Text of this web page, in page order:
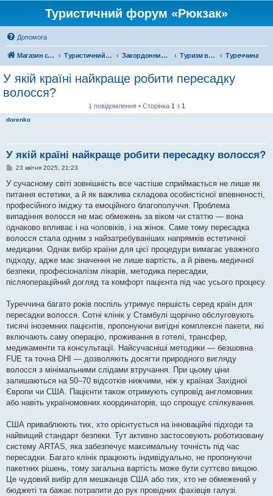
Туристичний форум «Рюкзак»
Допомога
Магазин спорядження Туристичний форум «Рюкзак» Закордонний туризм Туризм в Азії Туреччина
У якій країні найкраще робити пересадку
волосся?
1 повідомлення • Сторінка 1 з 1
dorenko
У якій країні найкраще робити пересадку волосся?
П
в
д
о
л
е
н
н
я
23 квітня 2025, 21:23
У сучасному світі зовнішність все частіше сприймається не лише як
питання естетики, а й як важлива складова особистісної впевненості,
професійного іміджу та емоційного благополуччя. Проблема
випадіння волосся не має обмежень за віком чи статтю — вона
однаково впливає і на чоловіків, і на жінок. Саме тому пересадка
волосся стала одним з найзатребуваніших напрямків естетичної
медицини. Однак вибір країни для цієї процедури вимагає уважного
підходу, адже має значення не лише вартість, а й рівень медичної
безпеки, професіоналізм лікарів, методика пересадки,
післяопераційний догляд та комфорт пацієнта під час усього процесу.
Туреччина багато років поспіль утримує першість серед країн для
пересадки волосся. Сотні клінік у Стамбулі щорічно обслуговують
тисячі іноземних пацієнтів, пропонуючи вигідні комплексні пакети, які
включають саму операцію, проживання в готелі, трансфер,
медикаменти та консультації. Найсучасніші методики — безшовна
FUE та точна DHI — дозволяють досягти природного вигляду
волосся з мінімальними слідами втручання. При цьому ціни
залишаються на 50–70 відсотків нижчими, ніж у країнах Західної
Європи чи США. Пацієнти також отримують супровід англомовних
або навіть україномовних координаторів, що спрощує спілкування.
США приваблюють тих, хто орієнтується на інноваційні підходи та
найвищий стандарт безпеки. Тут активно застосовують роботизовану
систему ARTAS, яка забезпечує максимальну точність під час
пересадки. Багато клінік працюють індивідуально, не пропонуючи
пакетних рішень, тому загальна вартість може бути суттєво вищою.
Це чудовий вибір для мешканців США або тих, хто не обмежений у
бюджеті та бажає потрапити до рук провідних фахівців галузі.